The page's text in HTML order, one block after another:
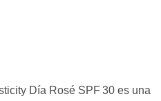
Día Rosé SPF 30 es una